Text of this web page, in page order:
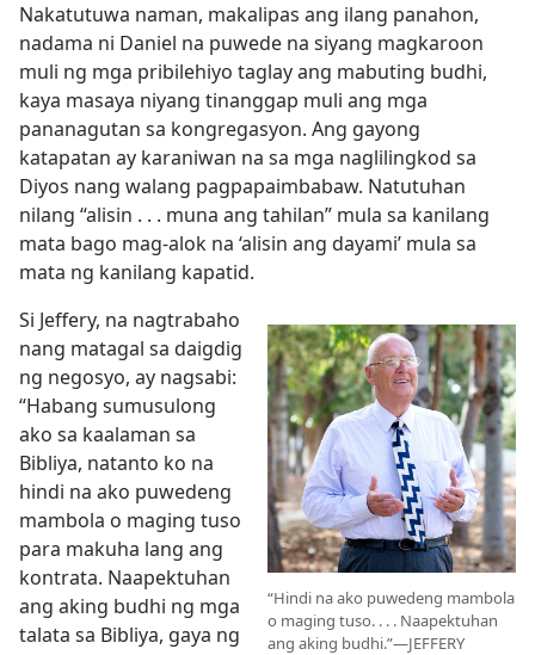
Nakatutuwa naman, makalipas ang ilang panahon,
nadama ni Daniel na puwede na siyang magkaroon
muli ng mga pribilehiyo taglay ang mabuting budhi,
kaya masaya niyang tinanggap muli ang mga
pananagutan sa kongregasyon. Ang gayong
katapatan ay karaniwan na sa mga naglilingkod sa
Diyos nang walang pagpapaimbabaw. Natutuhan
nilang “alisin . . . muna ang tahilan” mula sa kanilang
mata bago mag-alok na ‘alisin ang dayami’ mula sa
mata ng kanilang kapatid.
“Hindi na ako puwedeng mambola
o maging tuso. . . . Naapektuhan
ang aking budhi.”—JEFFERY
Si Jeffery, na nagtrabaho
nang matagal sa daigdig
ng negosyo, ay nagsabi:
“Habang sumusulong
ako sa kaalaman sa
Bibliya, natanto ko na
hindi na ako puwedeng
mambola o maging tuso
para makuha lang ang
kontrata. Naapektuhan
ang aking budhi ng mga
talata sa Bibliya, gaya ng